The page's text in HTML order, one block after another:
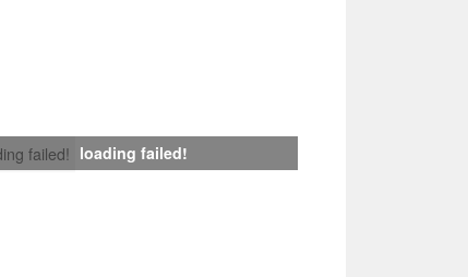
failed! loading failed!